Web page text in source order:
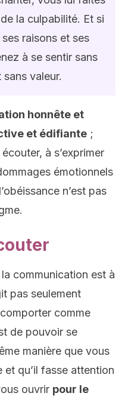
la culpabilité. Et si
raisons et ses
à se sentir sans
valeur.
honnête et
et édifiante ;
à s’exprimer
émotionnels
n’est pas
communication est à
pas seulement
comme
de pouvoir se
manière que vous
et qu’il fasse attention
ouvrir pour le